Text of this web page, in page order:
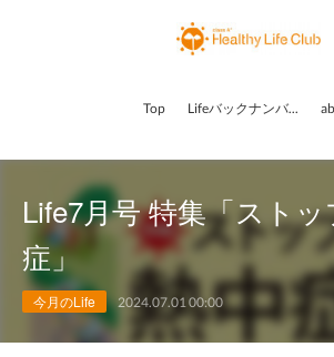
Top Lifeバックナンバー
Life7月号 特集「ストッ
症」
今月のLife 2024.07.01 00:00